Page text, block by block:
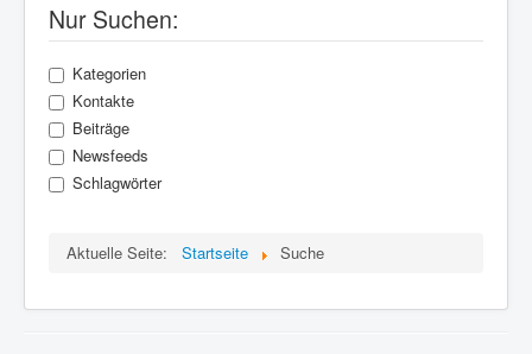
Nur Suchen:
Kategorien
Kontakte
Beiträge
Newsfeeds
Schlagwörter
Aktuelle Seite: Startseite Suche